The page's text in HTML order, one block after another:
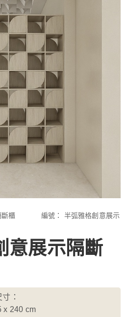
櫃 編號： 半弧雅格創意展示
意展示隔斷
：
x 240 cm